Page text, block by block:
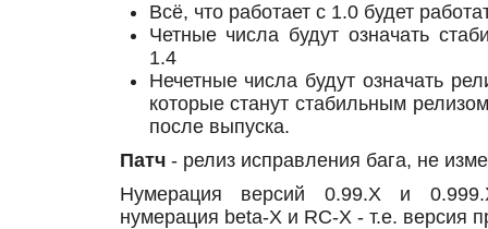
Всё, что работает с 1.0 будет
Четные числа будут означать
1.4
Нечетные числа будут означать
которые станут стабильным
после выпуска.
Патч - релиз исправления бага, не
Нумерация версий 0.99.X и
нумерация beta-X и RC-X - т.е. версия